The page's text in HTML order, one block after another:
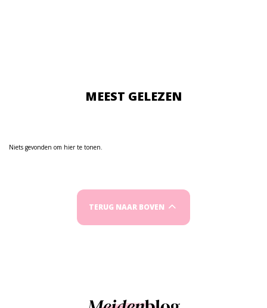
MEEST GELEZEN
Niets gevonden om hier te tonen.
TERUG NAAR BOVEN